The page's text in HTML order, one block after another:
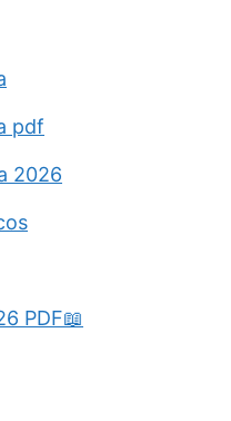
pdf
2026
PDF📖